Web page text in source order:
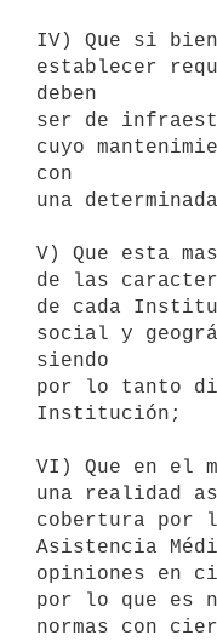
IV) Que si
establecer
deben
ser de
cuyo
con
una
V) Que esta
de las
de cada
social y
siendo
por lo tanto
Institución;
VI) Que en el
una realidad
cobertura por
Asistencia
opiniones en
por lo que es
normas con